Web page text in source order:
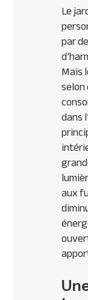
Le
par
Mais
dans
aux